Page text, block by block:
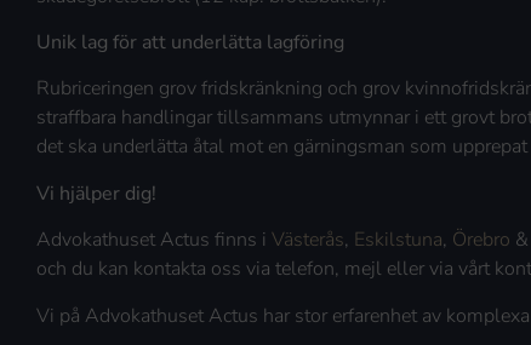
Unik lag för att underlätta lagföring
Rubriceringen grov fridskränkning och grov
straffbara handlingar tillsammans utmynnar i ett grovt
det ska underlätta åtal mot en gärningsman som
Vi hjälper dig!
Advokathuset Actus finns i Västerås, Eskilstuna, Örebro &
och du kan kontakta oss via telefon, mejl eller via vårt
Vi på Advokathuset Actus har stor erfarenhet av